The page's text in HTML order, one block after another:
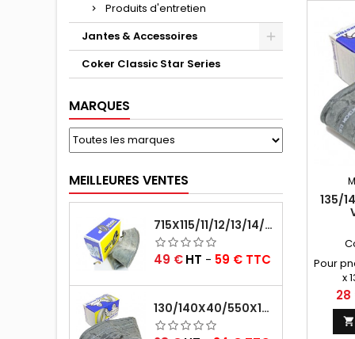
Produits d'entretien
Jantes & Accessoires
Coker Classic Star Series
MARQUES
MEILLEURES VENTES
715X115/11/12/13/14/15/16X45 MICHELIN VALVE CENTRALE AVEC EMBOUT COUDÉ (18C RET)
Prix
49 €HT - 59 € TTC
130/140X40/550X16/165X16/145/155/165X400 MICHELIN VALVE OBLIQUE (16E13)
135/
Pour
x
Prix
28
